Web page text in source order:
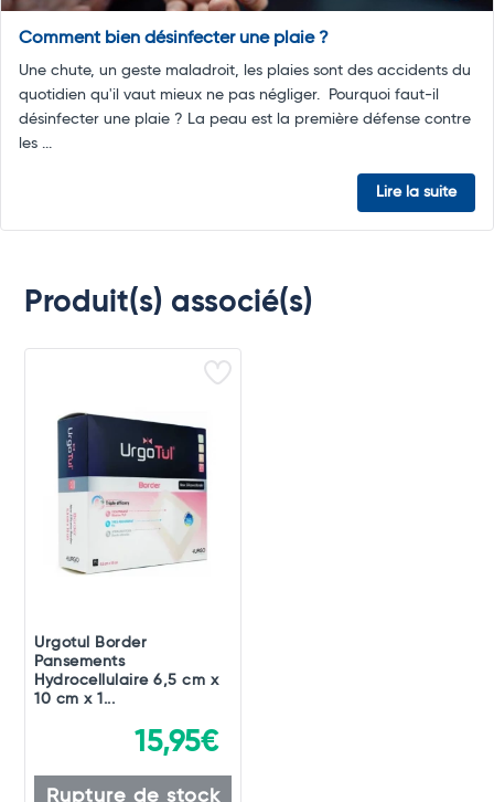
Comment bien désinfecter une plaie ?
Une chute, un geste maladroit, les plaies sont des accidents du
quotidien qu'il vaut mieux ne pas négliger. Pourquoi faut-il
désinfecter une plaie ? La peau est la première défense contre
les ...
Lire la suite
Produit(s) associé(s)
Urgotul Border
Pansements
Hydrocellulaire 6,5 cm x
10 cm x 1...
15,95€
Rupture de stock